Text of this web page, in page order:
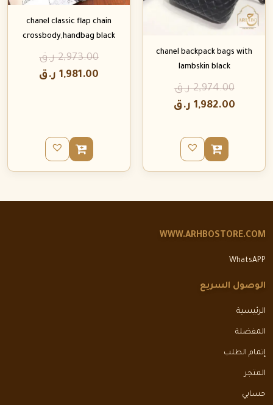
chanel backpack bags with
lambskin black
2,974.00 ر.ق
1,982.00 ر.ق
chanel classic flap chain
crossbody,handbag black
2,973.00 ر.ق
1,981.00 ر.ق
WWW.ARHBOSTORE.COM
WhatsAPP
الوصول السريع
الرئيسية
المفضلة
إتمام الطلب
المتجر
حسابي